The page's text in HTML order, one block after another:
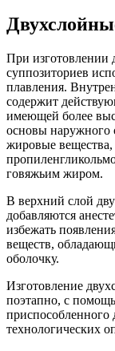
При изготовлении
суппозиториев
плавления.
содержит
имеющей более
основы наружного
жировые
говяжьим жиром.
В верхний слой
добавляются
избежать
веществ,
оболочку.
Изготовление
поэтапно, с
технологических